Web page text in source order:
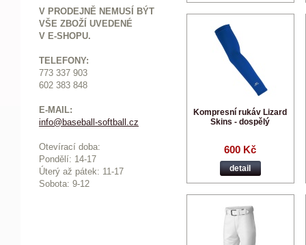
V PRODEJNĚ NEMUSÍ BÝT
VŠE ZBOŽÍ UVEDENÉ
V E-SHOPU.
TELEFONY:
773 337 903
602 383 848
E-MAIL:
info@baseball-softball.cz
Otevírací doba:
Pondělí: 14-17
Úterý až pátek: 11-17
Sobota: 9-12
Kompresní rukáv Lizard
Skins - dospělý
600 Kč
detail